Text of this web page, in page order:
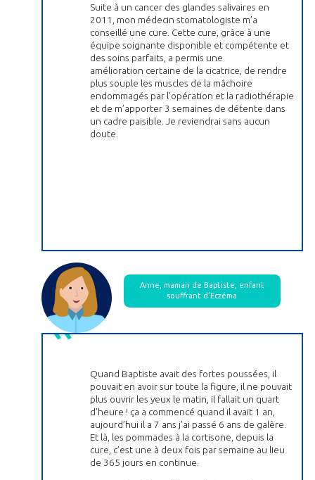
Suite à un cancer des glandes salivaires en
2011, mon médecin stomatologiste m’a
conseillé une cure. Cette cure, grâce à une
équipe soignante disponible et compétente et
des soins parfaits, a permis une
amélioration certaine de la cicatrice, de rendre
plus souple les muscles de la mâchoire
endommagés par l’opération et la radiothérapie
et de m’apporter 3 semaines de détente dans
un cadre paisible. Je reviendrai sans aucun
doute.
Anne, maman de Baptiste, enfant
souffrant d’Eczéma
Quand Baptiste avait des fortes poussées, il
pouvait en avoir sur toute la figure, il ne pouvait
plus ouvrir les yeux le matin, il fallait un quart
d’heure ! ça a commencé quand il avait 1 an,
aujourd’hui il a 7 ans j’ai passé 6 ans de galère.
Et là, les pommades à la cortisone, depuis la
cure, c’est une à deux fois par semaine au lieu
de 365 jours en continue.